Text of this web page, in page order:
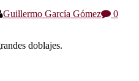
Guillermo García Gómez
0
doblajes.